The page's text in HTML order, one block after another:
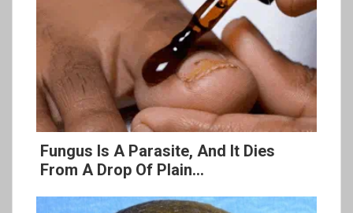
Fungus Is A Parasite, And It Dies
From A Drop Of Plain...